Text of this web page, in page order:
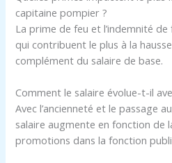
capitaine pompier ?
La prime de feu et l’indemnité
qui contribuent le plus à la
complément du salaire de base.
Comment le salaire évolue-t-il
Avec l’ancienneté et le passage
salaire augmente en fonction de
promotions dans la fonction